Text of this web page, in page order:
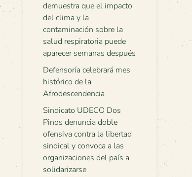
demuestra que el impacto
del clima y la
contaminación sobre la
salud respiratoria puede
aparecer semanas después
Defensoría celebrará mes
histórico de la
Afrodescendencia
Sindicato UDECO Dos
Pinos denuncia doble
ofensiva contra la libertad
sindical y convoca a las
organizaciones del país a
solidarizarse